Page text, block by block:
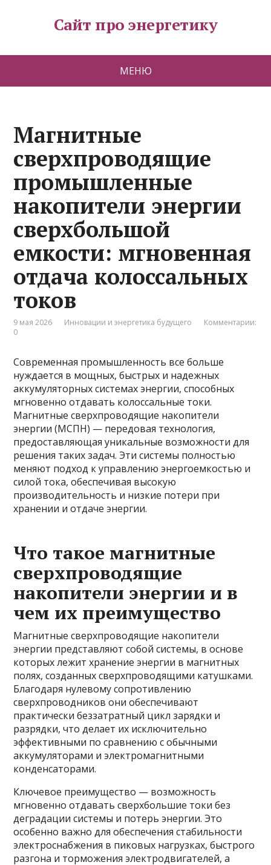
Сайт про энергетику
МЕНЮ
Магнитные
сверхпроводящие
промышленные
накопители энергии
сверхбольшой
емкости: мгновенная
отдача колоссальных
токов
9 мая 2026 Инновации и энергетика будущего
Комментарии:
0
Современная промышленность все больше
нуждается в мощных, быстрых и надежных
аккумуляторных системах энергии, способных
мгновенно отдавать колоссальные токи.
Магнитные сверхпроводящие накопители
энергии (МСПН) — передовая технология,
предоставляющая уникальные возможности для
решения таких задач. Эти системы полностью
меняют подход к управлению энергоемкостью и
силой тока, обеспечивая высокую
производительность и низкие потери при
хранении и отдаче энергии.
Что такое магнитные
сверхпроводящие
накопители энергии и в
чем их преимущество
Магнитные сверхпроводящие накопители
энергии представляют собой системы, в основе
которых лежит хранение энергии в магнитных
полях, созданных сверхпроводящими катушками.
Благодаря нулевому сопротивлению
сверхпроводников они обеспечивают
практически беззатратный цикл зарядки и
разрядки, что делает их исключительно
эффективными по сравнению с обычными
аккумуляторами и электромагнитными
конденсаторами.
Ключевое преимущество — возможность
мгновенно отдавать сверхбольшие токи без
деградации системы и потерь энергии. Это
особенно важно для обеспечения стабильности
электроснабжения в пиковых нагрузках, быстрого
разгона и торможения электродвигателей, а